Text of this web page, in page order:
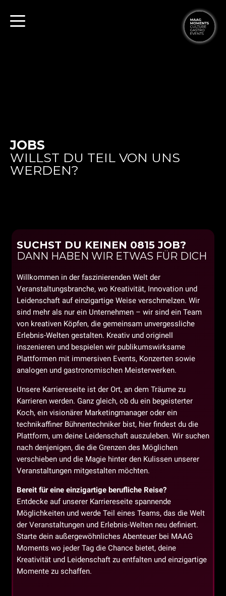
JOBS
WILLST DU TEIL VON UNS
WERDEN?
SUCHST DU KEINEN 0815 JOB?
DANN HABEN WIR ETWAS FÜR DICH
Willkommen in der faszinierenden Welt der
Veranstaltungsbranche, wo Kreativität, Innovation und
Leidenschaft auf einzigartige Weise verschmelzen. Wir
sind mehr als nur ein Unternehmen – wir sind ein Team
von kreativen Köpfen, die gemeinsam unvergessliche
Erlebnis-Welten gestalten. Kreativ und originell
inszenieren und bespielen wir publikumswirksame
Plattformen mit immersiven Events, Konzerten sowie
analogen und gastronomischen Meisterwerken.
Unsere Karriereseite ist der Ort, an dem Träume zu
Karrieren werden. Ganz gleich, ob du ein begeisterter
Koch, ein visionärer Marketingmanager oder ein
technikaffiner Bühnentechniker bist, hier findest du die
Plattform, um deine Leidenschaft auszuleben. Wir suchen
nach denjenigen, die die Grenzen des Möglichen
verschieben und die Magie hinter den Kulissen unserer
Veranstaltungen mitgestalten möchten.
Bereit für eine einzigartige berufliche Reise?
Entdecke auf unserer Karriereseite spannende
Möglichkeiten und werde Teil eines Teams, das die Welt
der Veranstaltungen und Erlebnis-Welten neu definiert.
Starte dein außergewöhnliches Abenteuer bei MAAG
Moments wo jeder Tag die Chance bietet, deine
Kreativität und Leidenschaft zu entfalten und einzigartige
Momente zu schaffen.